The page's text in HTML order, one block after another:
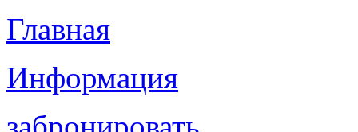
Главная
Информация